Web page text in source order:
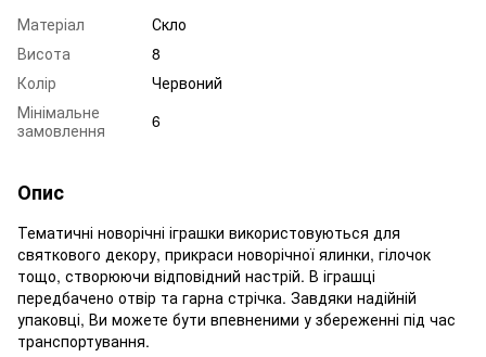
Матеріал
Скло
Висота
8
Колір
Червоний
Мінімальне
замовлення
6
Опис
Тематичні новорічні іграшки використовуються для
святкового декору, прикраси новорічної ялинки, гілочок
тощо, створюючи відповідний настрій. В іграшці
передбачено отвір та гарна стрічка. Завдяки надійній
упаковці, Ви можете бути впевненими у збереженні під час
транспортування.